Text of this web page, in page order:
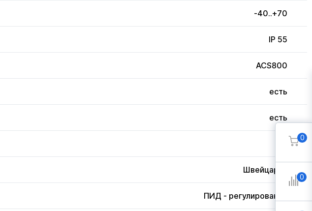
-40..+70
IP 55
ACS800
есть
есть
Швейцария
ПИД - регулирование
0
0